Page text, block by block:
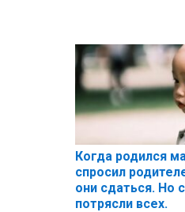
Когда родился
спросил
они сдаться. Но
потрясли всех.